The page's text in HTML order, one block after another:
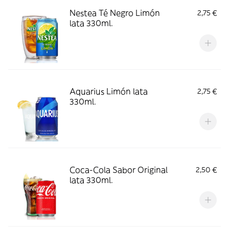
Nestea Té Negro Limón
lata 330ml.
2,75 €
Aquarius Limón lata
330ml.
2,75 €
Coca-Cola Sabor Original
lata 330ml.
2,50 €